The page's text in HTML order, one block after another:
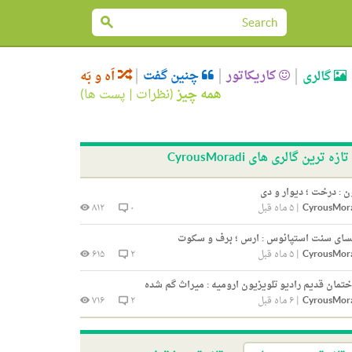
گالری کاریکاتور چنین گفت اَه و بَه
همه چیز(نظرات | پست ها)
تازه ترین گالری های CyrousMoradi
: درخت ؛ دیوار و دی
|۵ ماه قبل ۰
۸۱۲
سنت استپانوس : ارس ؛ برف و سکوت
|۵ ماه قبل ۲
۶۱۵
قدیم رادیو تلویزیون ارومیه : میراث گم شده
|۶ ماه قبل ۲ ۷۱۶